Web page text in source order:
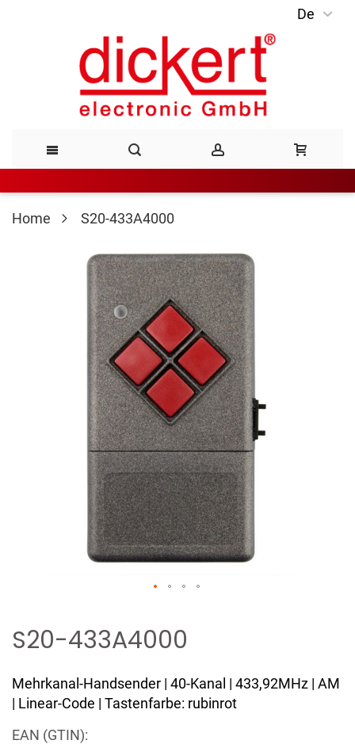
De
Inhalt
Home S20-433A4000
Anfang
der
springen
S20-433A4000
Mehrkanal-Handsender | 40-Kanal | 433,92MHz | AM
| Linear-Code | Tastenfarbe: rubinrot
EAN (GTIN):